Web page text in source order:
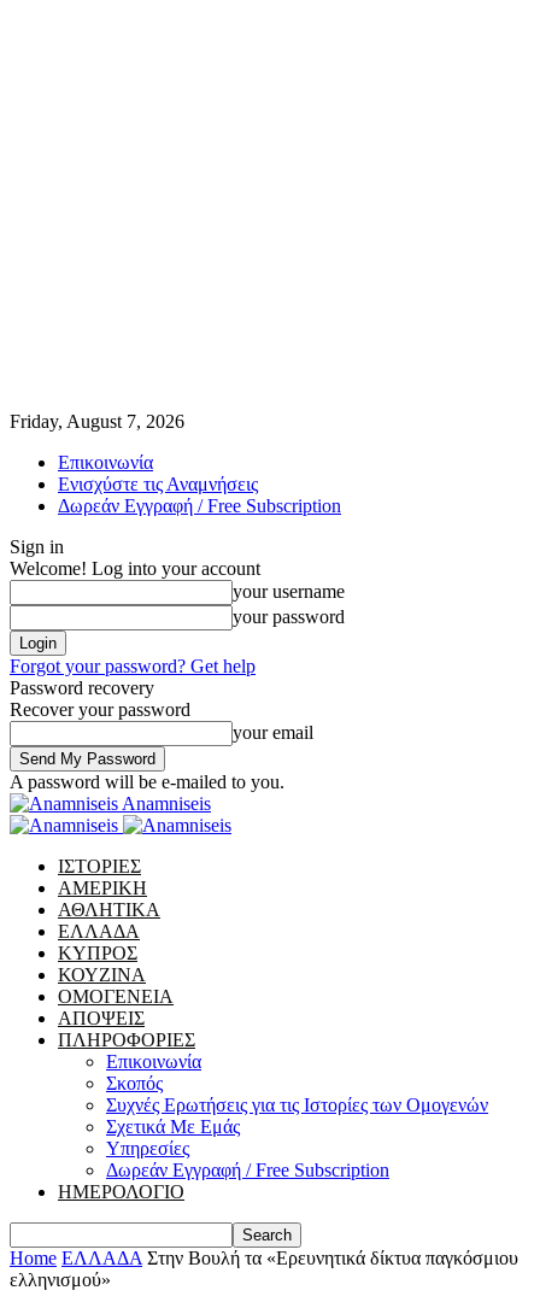
Friday, August 7, 2026
Επικοινωνία
Ενισχύστε τις Αναμνήσεις
Δωρεάν Εγγραφή / Free Subscription
Sign in
Welcome! Log into your account
your username
your password
Forgot your password? Get help
Password recovery
Recover your password
your email
A password will be e-mailed to you.
Anamniseis
ΙΣΤΟΡΙΕΣ
ΑΜΕΡΙΚΗ
ΑΘΛΗΤΙΚΑ
ΕΛΛΑΔΑ
ΚΥΠΡΟΣ
ΚΟΥΖΙΝΑ
ΟΜΟΓΕΝΕΙΑ
ΑΠΟΨΕΙΣ
ΠΛΗΡΟΦΟΡΙΕΣ
Επικοινωνία
Σκοπός
Συχνές Ερωτήσεις για τις Ιστορίες των Ομογενών
Σχετικά Με Εμάς
Υπηρεσίες
Δωρεάν Εγγραφή / Free Subscription
ΗΜΕΡΟΛΟΓΙΟ
Home ΕΛΛΑΔΑ Στην Βουλή τα «Ερευνητικά δίκτυα παγκόσμιου
ελληνισμού»